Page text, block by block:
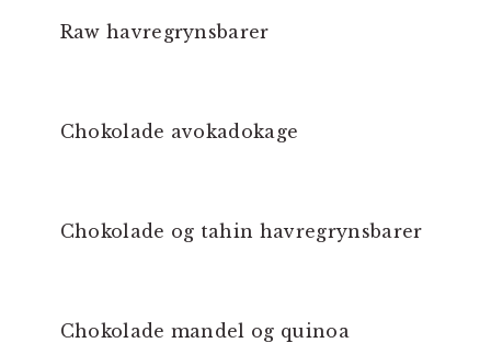
Raw havregrynsbarer
Chokolade avokadokage
Chokolade og tahin havregrynsbarer
Chokolade mandel og quinoa